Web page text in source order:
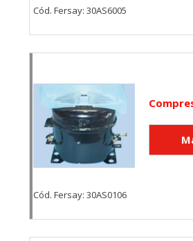
Cód. Fersay: 30AS6005
Cód. Fersay: 30AS0106